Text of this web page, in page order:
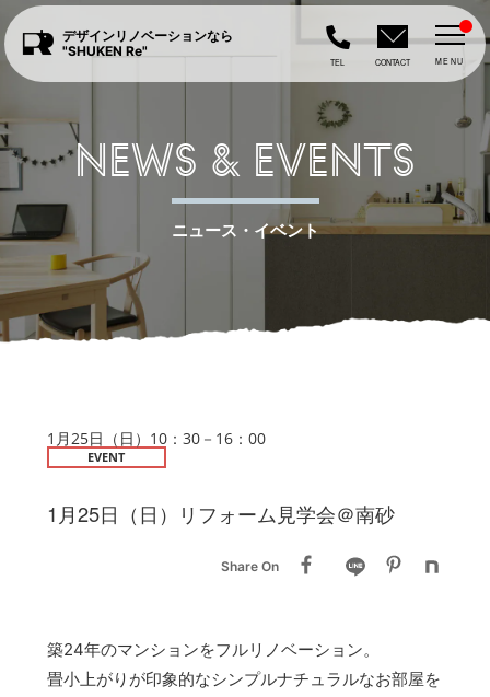
デザインリノベーションなら
"SHUKEN Re"
TEL CONTACT MENU
NEWS & EVENTS
ニュース・イベント
1月25日（日）10：30－16：00
EVENT
1月25日（日）リフォーム見学会＠南砂
Share On
築24年のマンションをフルリノベーション。
畳小上がりが印象的なシンプルナチュラルなお部屋を